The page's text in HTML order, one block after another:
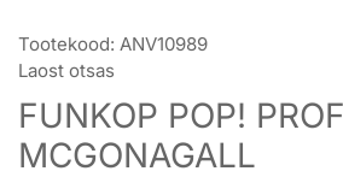
Tootekood: ANV10989
Laost otsas
FUNKOP POP!
MCGONAGALL